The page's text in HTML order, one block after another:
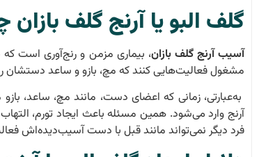
گلف البو یاآرنج گلف بازان
آسیب آرنج گلف بازان، بیماری مزمن و رنج‌آوری است که
مشغول فعالیت‌هایی کنند که مچ، بازو و ساعد دستشان
به‌عبارتی، زمانی که اعضای دست، مانند مچ، ساعد،
آرنج وارد می‌شود. همین مسئله باعث ایجاد تورم،
فرد دیگر نمی‌تواند مانند قبل با دست آسیب‌دیده‌اش